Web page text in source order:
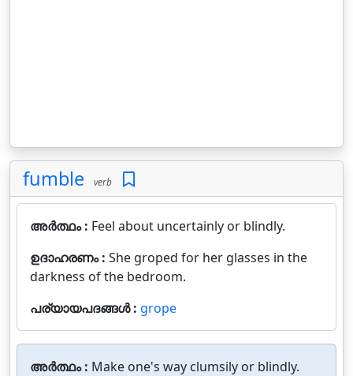
fumble verb
അർത്ഥം : Feel about uncertainly or blindly.
ഉദാഹരണം : She groped for her glasses in the
darkness of the bedroom.
പര്യായപദങ്ങൾ : grope
അർത്ഥം : Make one's way clumsily or blindly.